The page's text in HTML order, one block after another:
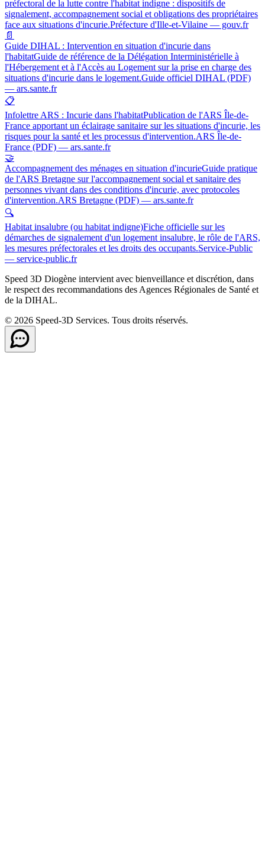
préfectoral de la lutte contre l'habitat indigne : dispositifs de
signalement, accompagnement social et obligations des propriétaires
face aux situations d'incurie.Préfecture d'Ille-et-Vilaine — gouv.fr
📄
Guide DIHAL : Intervention en situation d'incurie dans
l'habitatGuide de référence de la Délégation Interministérielle à
l'Hébergement et à l'Accès au Logement sur la prise en charge des
situations d'incurie dans le logement.Guide officiel DIHAL (PDF)
— ars.sante.fr
📋
Infolettre ARS : Incurie dans l'habitatPublication de l'ARS Île-de-
France apportant un éclairage sanitaire sur les situations d'incurie, les
risques pour la santé et les processus d'intervention.ARS Île-de-
France (PDF) — ars.sante.fr
🤝
Accompagnement des ménages en situation d'incurieGuide pratique
de l'ARS Bretagne sur l'accompagnement social et sanitaire des
personnes vivant dans des conditions d'incurie, avec protocoles
d'intervention.ARS Bretagne (PDF) — ars.sante.fr
🔍
Habitat insalubre (ou habitat indigne)Fiche officielle sur les
démarches de signalement d'un logement insalubre, le rôle de l'ARS,
les mesures préfectorales et les droits des occupants.Service-Public
— service-public.fr
Speed 3D Diogène intervient avec bienveillance et discrétion, dans
le respect des recommandations des Agences Régionales de Santé et
de la DIHAL.
© 2026 Speed-3D Services. Tous droits réservés.